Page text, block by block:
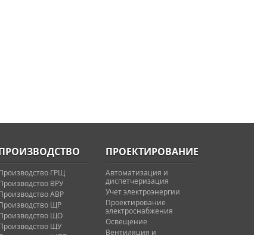
ГРЩ
ВРУ
АВР
ЩР
ЩО
ЩУ
ПРОЕКТИРОВАНИЕ
Автоматизация и
диспетчеризация
Учет электроэнергии
Проектирование
электроснабжения
Освещение
Вентиляция и